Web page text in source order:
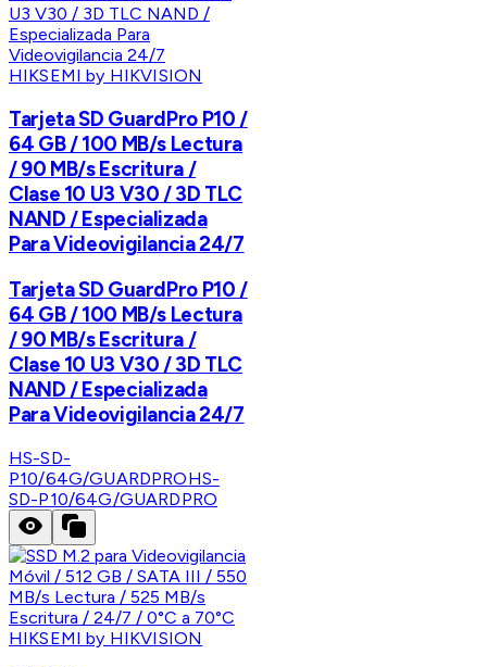
HIKSEMI by HIKVISION
Tarjeta SD GuardPro P10 /
64 GB / 100 MB/s Lectura
/ 90 MB/s Escritura /
Clase 10 U3 V30 / 3D TLC
NAND / Especializada
Para Videovigilancia 24/7
Tarjeta SD GuardPro P10 /
64 GB / 100 MB/s Lectura
/ 90 MB/s Escritura /
Clase 10 U3 V30 / 3D TLC
NAND / Especializada
Para Videovigilancia 24/7
HS-SD-
P10/64G/GUARDPROHS-
SD-P10/64G/GUARDPRO
HIKSEMI by HIKVISION